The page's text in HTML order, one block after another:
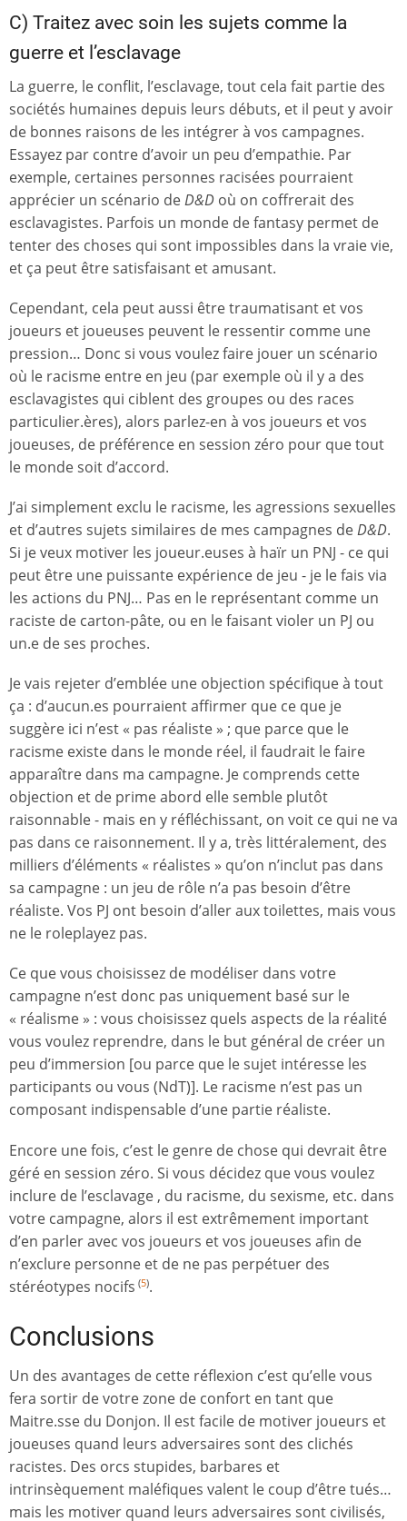
C) Traitez avec soin les sujets comme la
guerre et l’esclavage
La guerre, le conflit, l’esclavage, tout cela fait partie des
sociétés humaines depuis leurs débuts, et il peut y avoir
de bonnes raisons de les intégrer à vos campagnes.
Essayez par contre d’avoir un peu d’empathie. Par
exemple, certaines personnes racisées pourraient
apprécier un scénario deD&D où on coffrerait des
esclavagistes. Parfois un monde de fantasy permet de
tenter des choses qui sont impossibles dans la vraie vie,
et ça peut être satisfaisant et amusant.
Cependant, cela peut aussi être traumatisant et vos
joueurs et joueuses peuvent le ressentir comme une
pression… Donc si vous voulez faire jouer un scénario
où le racisme entre en jeu (par exemple où il y a des
esclavagistes qui ciblent des groupes ou des races
particulier.ères), alors parlez-en à vos joueurs et vos
joueuses, de préférence en session zéro pour que tout
le monde soit d’accord.
J’ai simplement exclu le racisme, les agressions sexuelles
et d’autres sujets similaires de mes campagnes deD&D.
Si je veux motiver les joueur.euses à haïr un PNJ - ce qui
peut être une puissante expérience de jeu - je le fais via
les actions du PNJ… Pas en le représentant comme un
raciste de carton-pâte, ou en le faisant violer un PJ ou
un.e de ses proches.
Je vais rejeter d’emblée une objection spécifique à tout
ça : d’aucun.es pourraient affirmer que ce que je
suggère ici n’est « pas réaliste » ; que parce que le
racisme existe dans le monde réel, il faudrait le faire
apparaître dans ma campagne. Je comprends cette
objection et de prime abord elle semble plutôt
raisonnable - mais en y réfléchissant, on voit ce qui ne va
pas dans ce raisonnement. Il y a, très littéralement, des
milliers d’éléments « réalistes » qu’on n’inclut pas dans
sa campagne : un jeu de rôle n’a pas besoin d’être
réaliste. Vos PJ ont besoin d’aller aux toilettes, mais vous
ne le roleplayez pas.
Ce que vous choisissez de modéliser dans votre
campagne n’est donc pas uniquement basé sur le
« réalisme » : vous choisissez quels aspects de la réalité
vous voulez reprendre, dans le but général de créer un
peu d’immersion [ou parce que le sujet intéresse les
participants ou vous (NdT)]. Le racisme n’est pas un
composant indispensable d’une partie réaliste.
Encore une fois, c’est le genre de chose qui devrait être
géré en session zéro. Si vous décidez que vous voulez
inclure de l’esclavage , du racisme, du sexisme, etc. dans
votre campagne, alors il est extrêmement important
d’en parler avec vos joueurs et vos joueuses afin de
n’exclure personne et de ne pas perpétuer des
stéréotypes nocifs (5).
Conclusions
Un des avantages de cette réflexion c’est qu’elle vous
fera sortir de votre zone de confort en tant que
Maitre.sse du Donjon. Il est facile de motiver joueurs et
joueuses quand leurs adversaires sont des clichés
racistes. Des orcs stupides, barbares et
intrinsèquement maléfiques valent le coup d’être tués…
mais les motiver quand leurs adversaires sont civilisés,